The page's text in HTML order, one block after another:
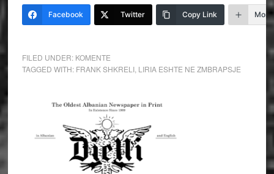
Facebook Twitter Copy Link More
FILED UNDER: KOMENTE
TAGGED WITH: FRANK SHKRELI, LIRIA ESHTE NE ZMBRAPSJE